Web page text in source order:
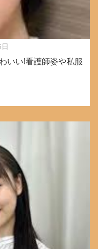
いい!看護師姿や私服